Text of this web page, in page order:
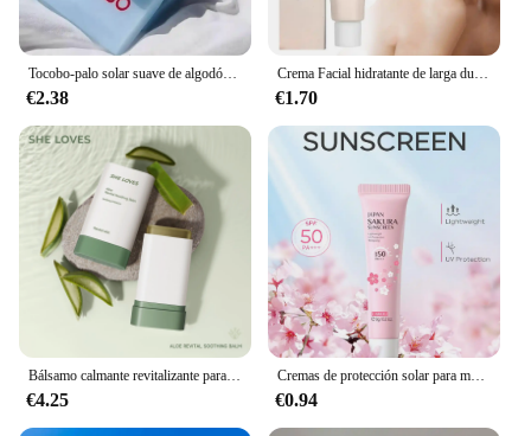
Tocobo-palo solar suave de algodón SPF 50 + 20g, protector solar, crema protectora para la piel, Control de aceite, refrescante, cuidado de la piel de Corea
€2.38
Crema Facial hidratante de larga duración, protector solar de arroz Spf50 +, suero hidratante Facial Anti UV
€1.70
€4.25
Cremas de protección solar para mujer, crema hidratante con protección UV, cuidado de la piel, control de aceite, 8G, SPF50, L6O6
€0.94